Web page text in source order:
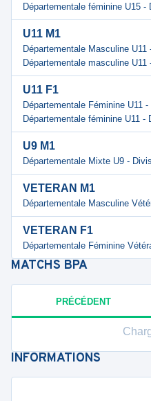
Départementale féminine U15
U11 M1
Départementale Masculine
Départementale masculine
U11 F1
Départementale Féminine U11
Départementale féminine U11 -
U9 M1
Départementale Mixte U9 -
VETERAN M1
Départementale Masculine
VETERAN F1
Départementale Féminine
MATCHS BPA
PRÉCÉDENT
INFORMATIONS